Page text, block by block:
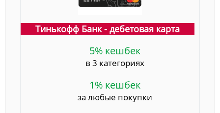
Тинькофф Банк - дебетовая карта
5% кешбек
в 3 категориях
1% кешбек
за любые покупки